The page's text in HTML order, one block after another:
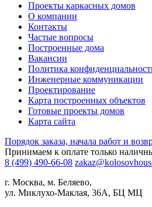
Проекты каркасных домов
О компании
Контакты
Частые вопросы
Построенные дома
Вакансии
Политика
Инженерные коммуникации
Проектирование
Карта построенных объектов
Готовые проекты домов
Карта сайта
Порядок заказа, начала работ и
Принимаем к оплате только
8 (499) 490-66-08
г. Москва, м. Беляево,
ул. Миклухо-Маклая, 36А, БЦ МЦ